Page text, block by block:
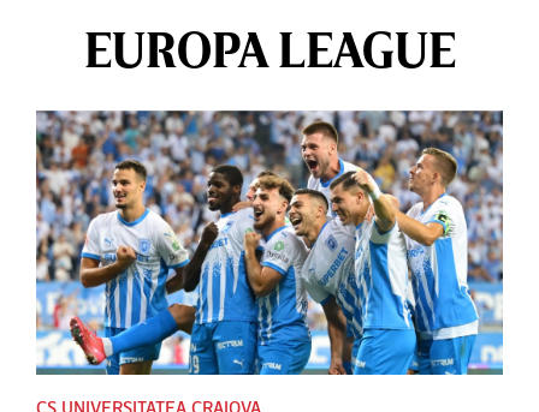
EUROPA LEAGUE